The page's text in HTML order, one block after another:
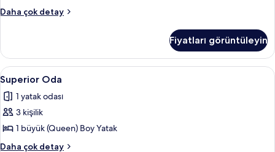
Daha çok detay
Standard
fazla
detay
Fiyatları görüntüleyin
Superior
Oda
için
tüm
fotoğrafları
görün
Superior Oda | Minibar, odada kasa,
4
Superior Oda
1 yatak odası
3 kişilik
1 büyük (Queen) Boy Yatak
Daha çok detay
Superior